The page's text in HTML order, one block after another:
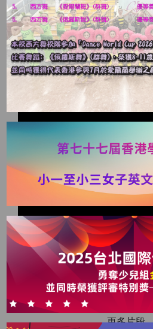
更多片段…